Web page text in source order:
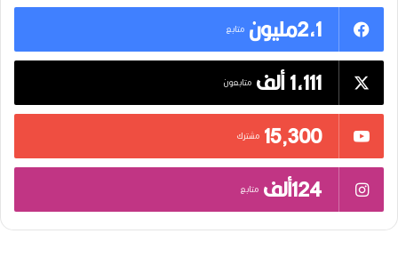
2,1مليون
متابع
1,111 ألف متابعون
15٬300 مشترك
124ألف متابع